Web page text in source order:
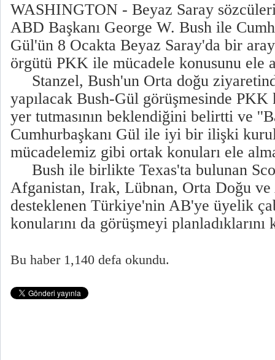
WASHINGTON - Beyaz Saray
ABD Başkanı George W. Bush ile
Gül'ün 8 Ocakta Beyaz Saray'da bir
örgütü PKK ile mücadele konusunu ele
Stanzel, Bush'un Orta doğu
yapılacak Bush-Gül görüşmesinde PKK
yer tutmasının beklendiğini belirtti ve
Cumhurbaşkanı Gül ile iyi bir ilişki
mücadelemiz gibi ortak konuları ele
Bush ile birlikte Texas'ta bulunan
Afganistan, Irak, Lübnan, Orta Doğu ve
desteklenen Türkiye'nin AB'ye üyelik
konularını da görüşmeyi planladıklarını
Bu haber 1,140 defa okundu.